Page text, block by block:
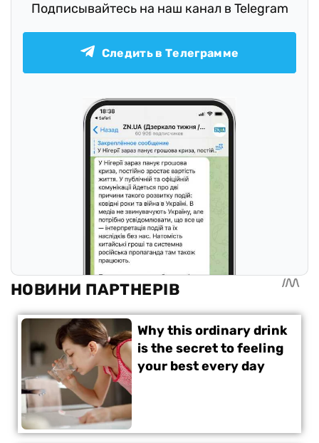
Подписывайтесь на наш канал в Telegram
Следить в Телеграмме